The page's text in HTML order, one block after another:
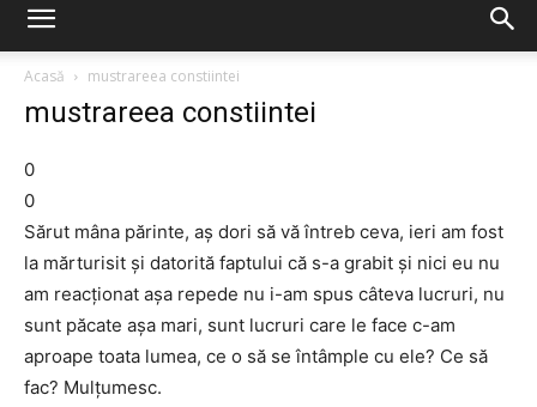
Acasă
mustrareea constiintei
mustrareea constiintei
0
0
Sărut mâna părinte, aș dori să vă întreb ceva, ieri am fost
la mărturisit și datorită faptului că s-a grabit și nici eu nu
am reacționat așa repede nu i-am spus câteva lucruri, nu
sunt păcate așa mari, sunt lucruri care le face c-am
aproape toata lumea, ce o să se întâmple cu ele? Ce să
fac? Mulțumesc.